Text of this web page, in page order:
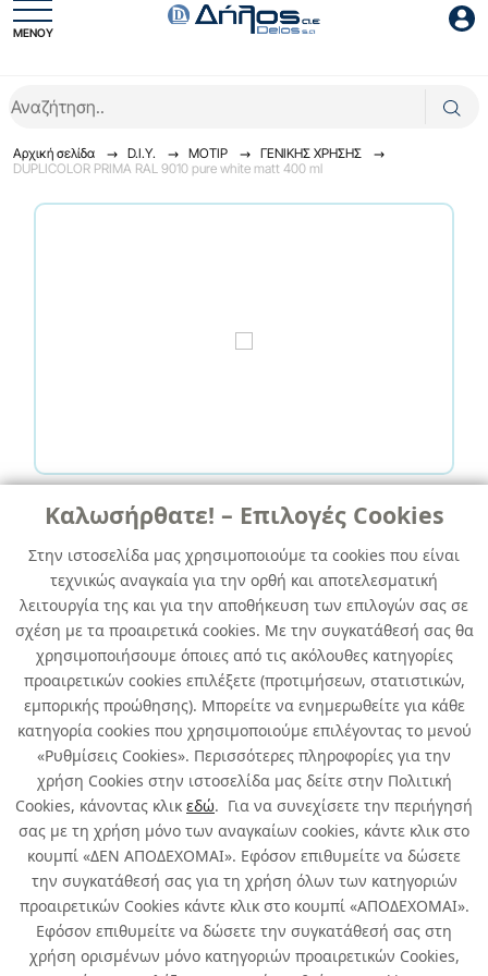
Καλωσήρθατε! – Επιλογές Cookies
Στην ιστοσελίδα μας χρησιμοποιούμε τα cookies που είναι
τεχνικώς αναγκαία για την ορθή και αποτελεσματική
λειτουργία της και για την αποθήκευση των επιλογών σας σε
σχέση με τα προαιρετικά cookies. Με την συγκατάθεσή σας θα
χρησιμοποιήσουμε όποιες από τις ακόλουθες κατηγορίες
προαιρετικών cookies επιλέξετε (προτιμήσεων, στατιστικών,
εμπορικής προώθησης). Μπορείτε να ενημερωθείτε για κάθε
κατηγορία cookies που χρησιμοποιούμε επιλέγοντας το μενού
«Ρυθμίσεις Cookies». Περισσότερες πληροφορίες για την
χρήση Cookies στην ιστοσελίδα μας δείτε στην Πολιτική
Cookies, κάνοντας κλικ εδώ. Για να συνεχίσετε την περιήγησή
σας με τη χρήση μόνο των αναγκαίων cookies, κάντε κλικ στο
κουμπί «ΔΕΝ ΑΠΟΔΕΧΟΜΑΙ». Εφόσον επιθυμείτε να δώσετε
την συγκατάθεσή σας για τη χρήση όλων των κατηγοριών
προαιρετικών Cookies κάντε κλικ στο κουμπί «ΑΠΟΔΕΧΟΜΑΙ».
Εφόσον επιθυμείτε να δώσετε την συγκατάθεσή σας στη
χρήση ορισμένων μόνο κατηγοριών προαιρετικών Cookies,
ΜΕΝΟΥ
Αρχική σελίδα D.I.Y. ΜΟΤΙΡ
ΓENIKHΣ XPHΣHΣ
DUPLICOLOR PRIMA RAL 9010 pure white matt 400 ml
ΓENIKHΣ XPHΣHΣ
DUPLICOLOR PRIMA RAL 9010 pure
white matt 400 ml
κωδ. 178908321
6τμχ/ συσκευασία
Άμεσα Διαθέσιμο
Σχετικά με εμάς
Χρήσιμα